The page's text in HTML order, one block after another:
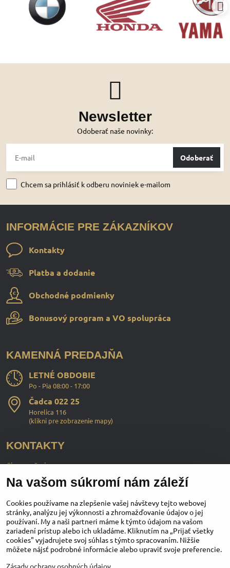
Newsletter
Odoberať naše novinky:
Odoberať
Chcem sa prihlásiť k odberu noviniek e-mailom
INFORMÁCIE PRE ZÁKAZNÍKOV
Kontakty
Platba a dodanie
Obchodné podmienky
Bonusový program a VO spolupráca
KAMENNÁ PREDAJŇA
LETNÉ OBDOBIE
Po - Pia 08:00 - 17:00
Čadca 022 25
Horelica 116
(klikni pre zobrazenie mapy)
KONTAKTY
ChopperStyle s.r.o.
Ing. Martin Murčo
+421 911 364 555
obchod​@chopperstyle​.sk
Instagram Facebook
Na vašom súkromí nám záleží
Cookies používame na zlepšenie vašej návštevy tejto webovej
stránky, analýzu jej výkonnosti a zhromažďovanie údajov o jej
používaní. My a naši partneri máme k týmto údajom na vašom
zariadení prístup alebo ich ukladáme. Kliknutím na „Prijať všetky
cookies" vyjadrujete svoj súhlas s týmto spracovaním. Nižšie
môžete nájsť podrobné informácie alebo upraviť svoje preferencie.
Zásady ochrany osobných údajov